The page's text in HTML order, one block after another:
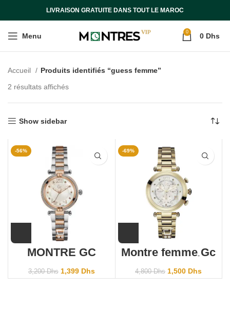
LIVRAISON GRATUITE DANS TOUT LE MAROC
Menu 0 0 Dhs
Accueil
Produits identifiés “guess femme”
2 résultats affichés
Show sidebar
-56%
MONTRE GC
Y18002L1
3,200Dhs 1,399 Dhs
-69%
Montre femme Gc
Guess Collection
Y05008M1
4,800Dhs 1,500 Dhs